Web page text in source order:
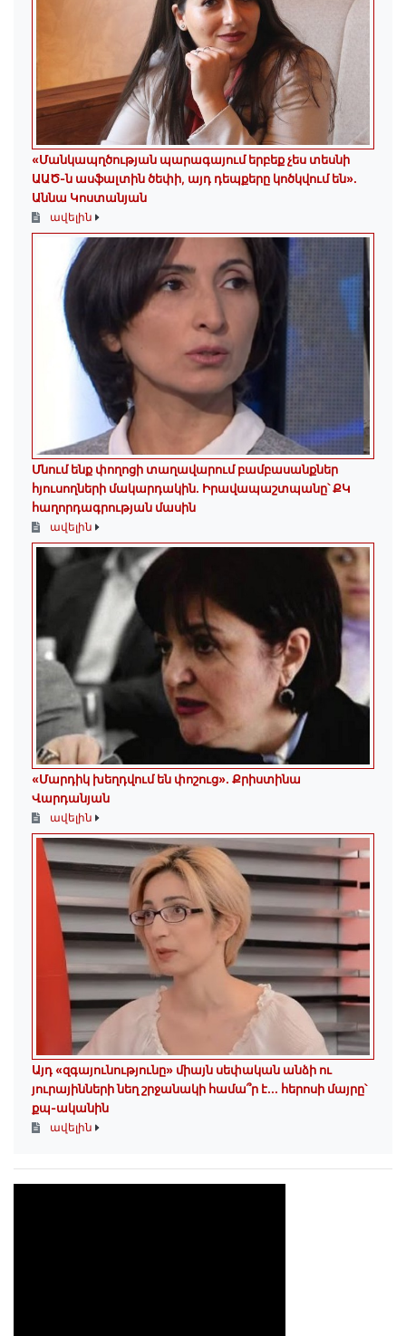
«Մանկապղծության պարագայում երբեք չես տեսնի
ԱԱԾ-ն ասֆալտին ծեփի, այդ դեպքերը կոծկվում են»․
Աննա Կոստանյան
ավելին
Մնում ենք փողոցի տաղավարում բամբասանքներ
հյուսողների մակարդակին․ Իրավապաշտպանը՝ ՔԿ
հաղորդագրության մասին
ավելին
«Մարդիկ խեղդվում են փոշուց»․ Քրիստինա
Վարդանյան
ավելին
Այդ «զգայունությունը» միայն սեփական անձի ու
յուրայինների նեղ շրջանակի համա՞ր է․․․ հերոսի մայրը՝
քպ-ականին
ավելին